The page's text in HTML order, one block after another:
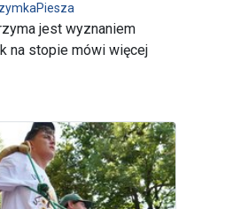
jest wyznaniem
na stopie mówi więcej